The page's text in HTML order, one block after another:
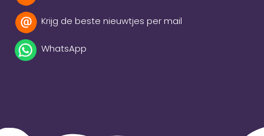
Krijg de beste nieuwtjes per mail
WhatsApp